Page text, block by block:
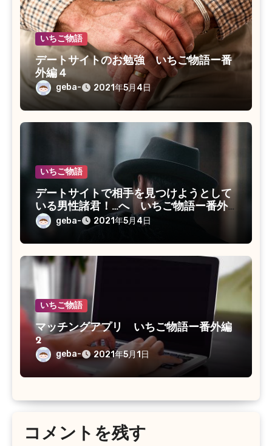
いちご物語
デートサイトのお勉強 いちご物語ー番
外編４
geba- 2021年5月4日
いちご物語
デートサイトで相手を見つけようとして
いる男性諸君！…へ いちご物語ー番外
編３geba- 2021年5月4日
いちご物語
マッチングアプリ いちご物語ー番外編
2
geba- 2021年5月1日
コメントを残す